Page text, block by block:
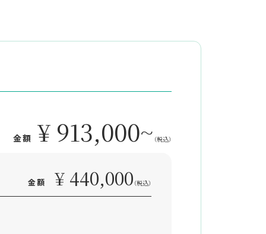
金額 ¥ 913,000~ （税込）
金額 ¥ 440,000 （税込）